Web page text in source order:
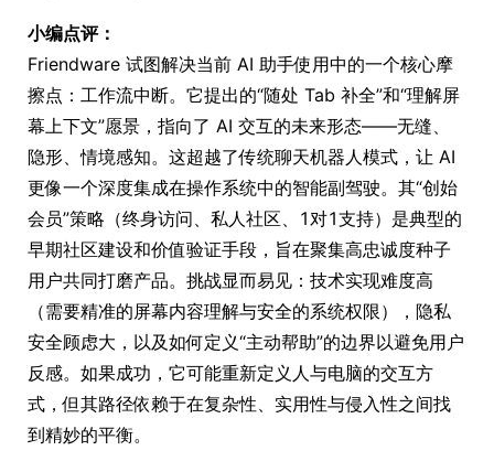
小编点评：
Friendware 试图解决当前 AI 助手使用中的一个核心摩
擦点：工作流中断。它提出的“随处 Tab 补全”和“理解屏
幕上下文”愿景，指向了 AI 交互的未来形态——无缝、
隐形、情境感知。这超越了传统聊天机器人模式，让 AI
更像一个深度集成在操作系统中的智能副驾驶。其“创始
会员”策略（终身访问、私人社区、1对1支持）是典型的
早期社区建设和价值验证手段，旨在聚集高忠诚度种子
用户共同打磨产品。挑战显而易见：技术实现难度高
（需要精准的屏幕内容理解与安全的系统权限），隐私
安全顾虑大，以及如何定义“主动帮助”的边界以避免用户
反感。如果成功，它可能重新定义人与电脑的交互方
式，但其路径依赖于在复杂性、实用性与侵入性之间找
到精妙的平衡。